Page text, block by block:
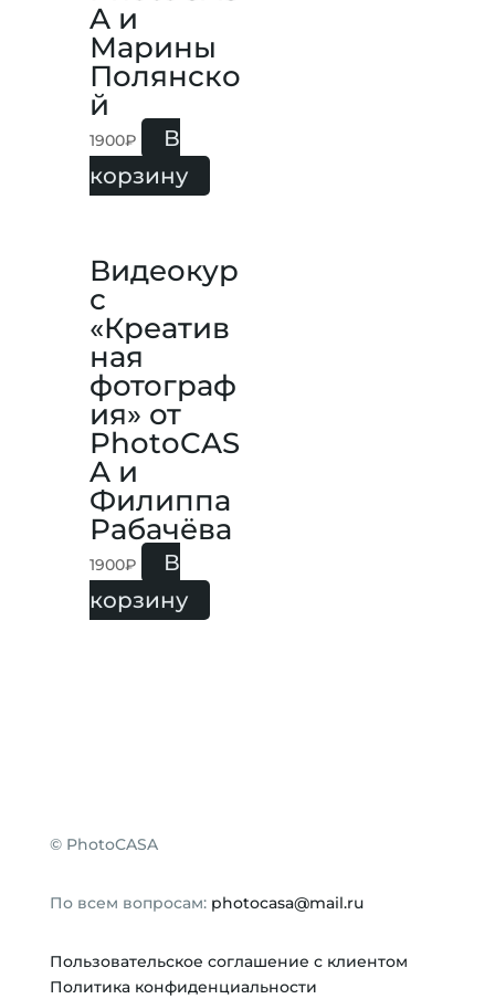
A и
Марины
Полянско
й
1900₽
В
корзину
Видеокур
с
«Креатив
ная
фотограф
ия» от
PhotoCAS
A и
Филиппа
Рабачёва
1900₽
В
корзину
© PhotoCASA
По всем вопросам: photocasa@mail.ru
Пользовательское соглашение с клиентом
Политика конфиденциальности